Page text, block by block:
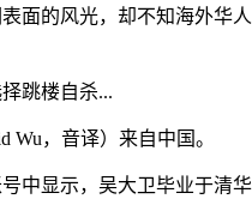
面的风光，却不知海外华
跳楼自杀...
Wu，音译）来自中国。
中显示，吴大卫毕业于清